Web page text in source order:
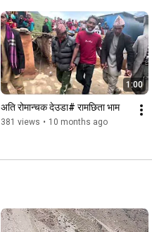
1:00
अति रोमान्चक देउडा# रामछिता भाम
381 views • 10 months ago